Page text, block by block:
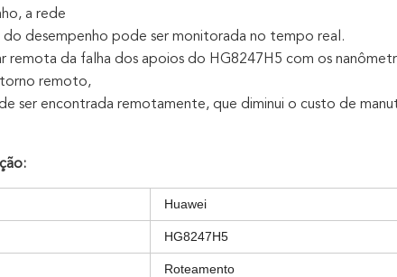
a rede
do desempenho pode ser monitorada no tempo real.
remota da falha dos apoios do HG8247H5 com os
remoto,
ser encontrada remotamente, que diminui o custo de
Huawei
HG8247H5
Roteamento